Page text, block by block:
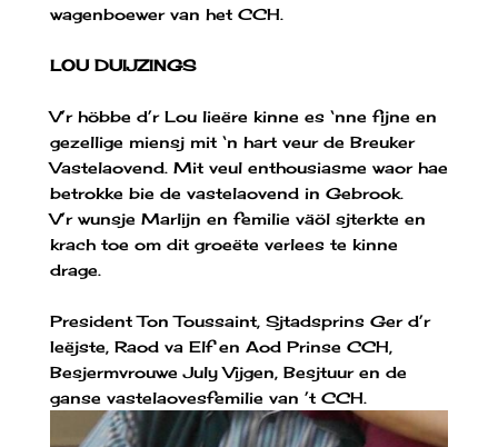
wagenboewer van het CCH.
LOU DUIJZINGS
V’r höbbe d’r Lou lieëre kinne es ‘nne fijne en
gezellige miensj mit ‘n hart veur de Breuker
Vastelaovend. Mit veul enthousiasme waor hae
betrokke bie de vastelaovend in Gebrook.
V’r wunsje Marlijn en femilie väöl sjterkte en
krach toe om dit groeëte verlees te kinne
drage.
President Ton Toussaint, Sjtadsprins Ger d’r
Ieëjste, Raod va Elf en Aod Prinse CCH,
Besjermvrouwe July Vijgen, Besjtuur en de
ganse vastelaovesfemilie van ’t CCH.